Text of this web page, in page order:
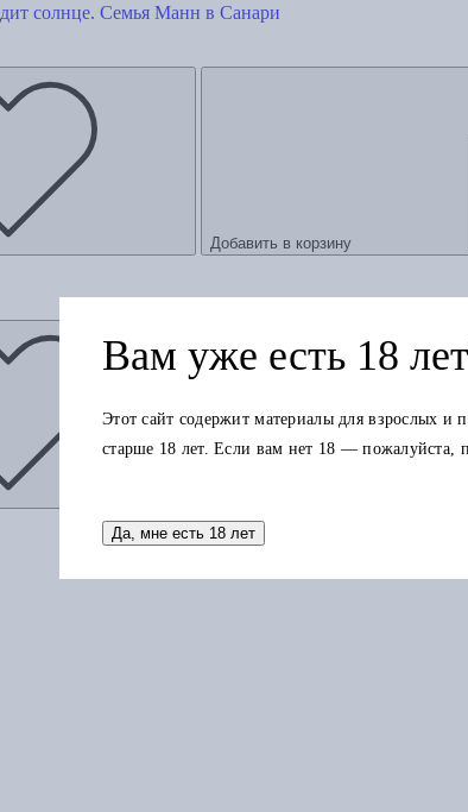
солнце. Семья Манн в Санари
Добавить в корзину
Вам уже есть 18
Этот сайт содержит материалы для взрослых и
старше 18 лет. Если вам нет 18 — пожалуйста,
Да, мне есть 18 лет